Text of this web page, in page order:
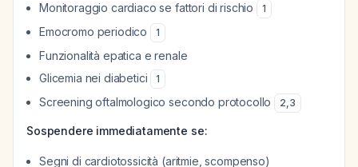
Monitoraggio cardiaco se fattori di rischio 1
Emocromo periodico 1
Funzionalità epatica e renale
Glicemia nei diabetici
1
Screening oftalmologico secondo protocollo 2,3
Sospendere immediatamente se:
Segni di cardiotossicità (aritmie, scompenso)